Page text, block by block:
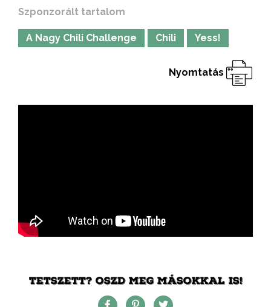
Szponzorált tartalom
A Nagy Chili Challenge Chili Yess!
Nyomtatás
TETSZETT? OSZD MEG MÁSOKKAL IS!